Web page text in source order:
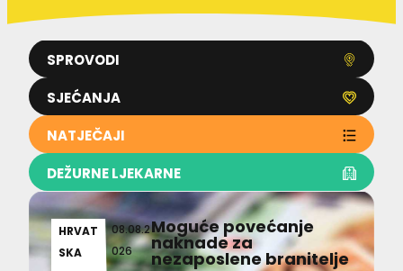
SPROVODI
SJEĆANJA
NATJEČAJI
DEŽURNE LJEKARNE
HRVAT
SKA
08.08.2
026
Moguće povećanje
naknade za
nezaposlene branitelje